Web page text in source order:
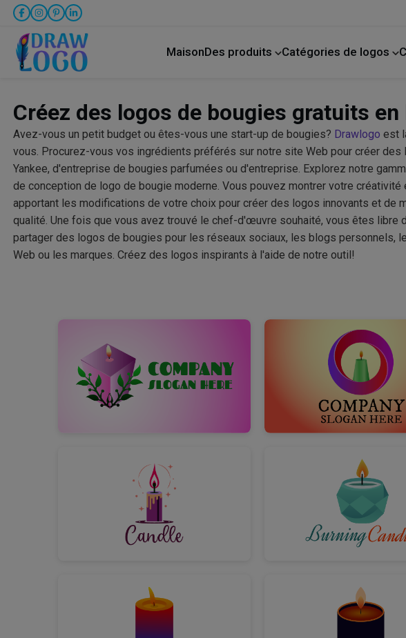
MaisonDes produits Catégories de logos
Créez des logos de bougies gratuits en
Avez-vous un petit budget ou êtes-vous une start-up de bougies? Drawlogo est
vous. Procurez-vous vos ingrédients préférés sur notre site Web pour créer des
Yankee, d'entreprise de bougies parfumées ou d'entreprise. Explorez notre
de conception de logo de bougie moderne. Vous pouvez montrer votre créativité
apportant les modifications de votre choix pour créer des logos innovants et de
qualité. Une fois que vous avez trouvé le chef-d'œuvre souhaité, vous êtes libre
partager des logos de bougies pour les réseaux sociaux, les blogs personnels,
Web ou les marques. Créez des logos inspirants à l'aide de notre outil!